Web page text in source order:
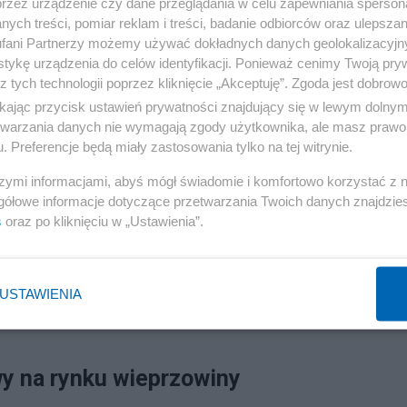
i problemy, z którymi boryka się sektor producentów
Chodzi i o tych, którzy produkują w cyklu
kupują prosięta spoza gospodarstw, są bardzo
która generuje stratę w ich gospodarstwie – mówi
Reklama
protestuje, Wałęsa zdjął przypinkę z ukraińską flagą
na rynku wieprzowiny
treści, pomiar reklam i treści, badanie odbiorców oraz
Partnerzy możemy używać dokładnych danych
urządzenia do celów identyfikacji. Ponieważ cenimy Twoją
tych technologii poprzez kliknięcie „Akceptuję”. Zgoda jest
przycisk ustawień prywatności znajdujący się w lewym
danych nie wymagają zgody użytkownika, ale masz
Preferencje będą miały zastosowania tylko na tej witrynie.
informacjami, abyś mógł świadomie i komfortowo korzystać z
informacje dotyczące przetwarzania Twoich danych
oraz po kliknięciu w „Ustawienia”.
USTAWIENIA